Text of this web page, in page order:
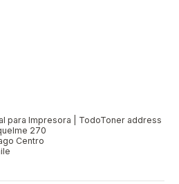
para Impresora | TodoToner address
270
Centro